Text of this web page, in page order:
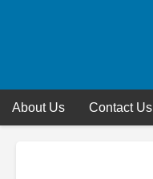
About Us Contact Us